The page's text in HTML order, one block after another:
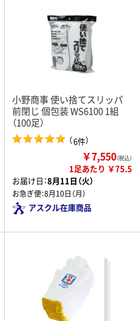
小野商事 使い捨てスリッパ
前閉じ 個包装 WS6100 1組
（100足）
（6件）
￥7,550（税込）
1足あたり ￥75.5
お届け日：8月11日（火）
お急ぎ便：8月10日（月）
アスクル在庫商品